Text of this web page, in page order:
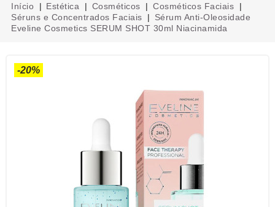
Início Estética Cosméticos
Cosméticos Faciais
Séruns e Concentrados Faciais
Sérum Anti-Oleosidade
Eveline Cosmetics SERUM SHOT 30ml Niacinamida
-20%